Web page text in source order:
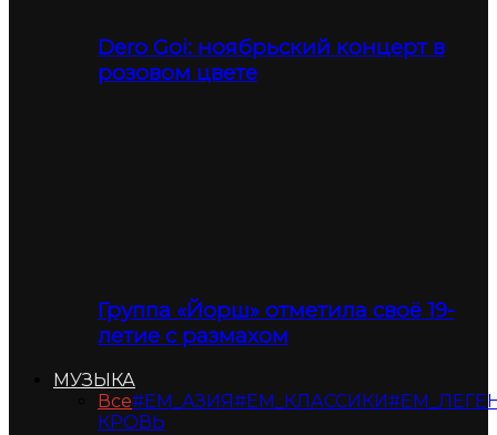
Dero Goi: ноябрьский концерт в
розовом цвете
Группа «Йорш» отметила своё 19-
летие с размахом
МУЗЫКА
Все#ЕМ_АЗИЯ#ЕМ_КЛАССИКИ
КРОВЬ